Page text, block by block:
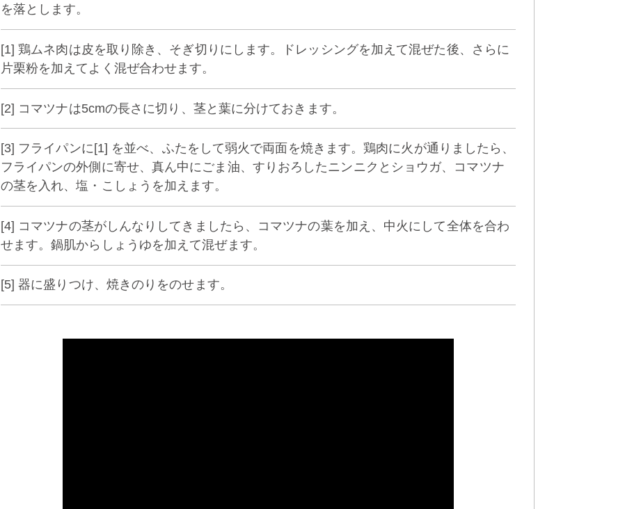
を落とします。
[1] 鶏ムネ肉は皮を取り除き、そぎ切りにします。ドレッシングを加えて混ぜた後、さらに
片栗粉を加えてよく混ぜ合わせます。
[2] コマツナは5cmの長さに切り、茎と葉に分けておきます。
[3] フライパンに[1] を並べ、ふたをして弱火で両面を焼きます。鶏肉に火が通りましたら、
フライパンの外側に寄せ、真ん中にごま油、すりおろしたニンニクとショウガ、コマツナ
の茎を入れ、塩・こしょうを加えます。
[4] コマツナの茎がしんなりしてきましたら、コマツナの葉を加え、中火にして全体を合わ
せます。鍋肌からしょうゆを加えて混ぜます。
[5] 器に盛りつけ、焼きのりをのせます。